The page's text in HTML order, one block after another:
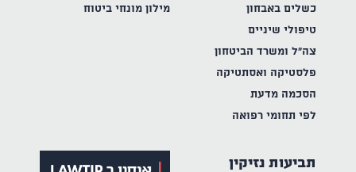
כשלים באבחון
טיפולי שיניים
צה"ל ומשרד הביטחון
פלסטיקה ואסתטיקה
הסכמה מדעת
לפי תחומי רפואה
מילון מונחי ביטוח
תביעות נזיקין